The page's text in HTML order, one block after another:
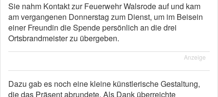
Sie nahm Kontakt zur Feuerwehr Walsrode auf und kam
am vergangenen Donnerstag zum Dienst, um im Beisein
einer Freundin die Spende persönlich an die drei
Ortsbrandmeister zu übergeben.
Anzeige
Dazu gab es noch eine kleine künstlerische Gestaltung,
die das Präsent abrundete. Als Dank überreichte